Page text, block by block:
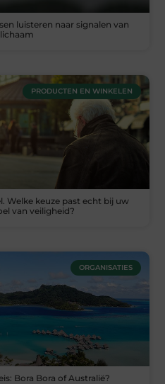
luisteren naar signalen van
PRODUCTEN EN WINKELEN
Welke keuze past echt bij uw
van veiligheid?
ORGANISATIES
Bora Bora of Australië?